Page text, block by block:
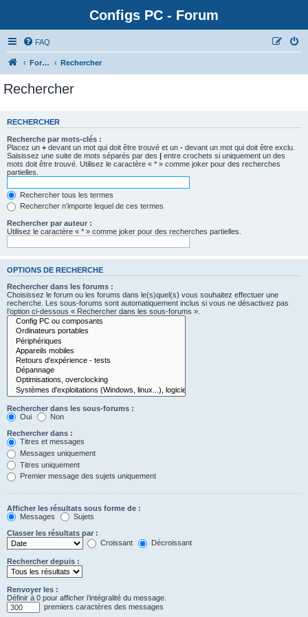
Configs PC - Forum
FAQ
Forum Rechercher
Rechercher
RECHERCHER
Recherche par mots-clés :
Placez un + devant un mot qui doit être trouvé et un - devant un mot qui doit être exclu.
Saisissez une suite de mots séparés par des | entre crochets si uniquement un des
mots doit être trouvé. Utilisez le caractère « * » comme joker pour des recherches
partielles.
Rechercher tous les termes
Rechercher n’importe lequel de ces termes
Rechercher par auteur :
Utilisez le caractère « * » comme joker pour des recherches partielles.
OPTIONS DE RECHERCHE
Rechercher dans les forums :
Choisissez le forum ou les forums dans le(s)quel(s) vous souhaitez effectuer une
recherche. Les sous-forums sont automatiquement inclus si vous ne désactivez pas
l’option ci-dessous « Rechercher dans les sous-forums ».
Rechercher dans les sous-forums :
Oui
Non
Rechercher dans :
Titres et messages
Messages uniquement
Titres uniquement
Premier message des sujets uniquement
Afficher les résultats sous forme de :
Messages
Sujets
Classer les résultats par :
Croissant
Décroissant
Rechercher depuis :
Renvoyer les :
Définir à 0 pour afficher l’intégralité du message.
premiers caractères des messages